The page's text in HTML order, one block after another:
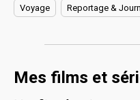
Voyage Reportage &
Mes films et